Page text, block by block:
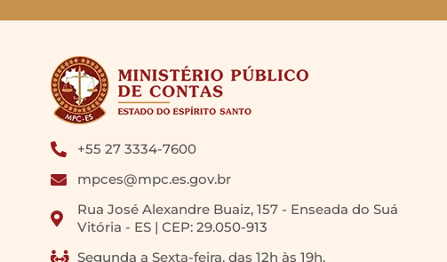
+55 27 3334-7600
mpces@mpc.es.gov.br
Rua José Alexandre Buaiz, 157 - Enseada do Suá
Vitória - ES | CEP: 29.050-913
Segunda a Sexta-feira, das 12h às 19h.